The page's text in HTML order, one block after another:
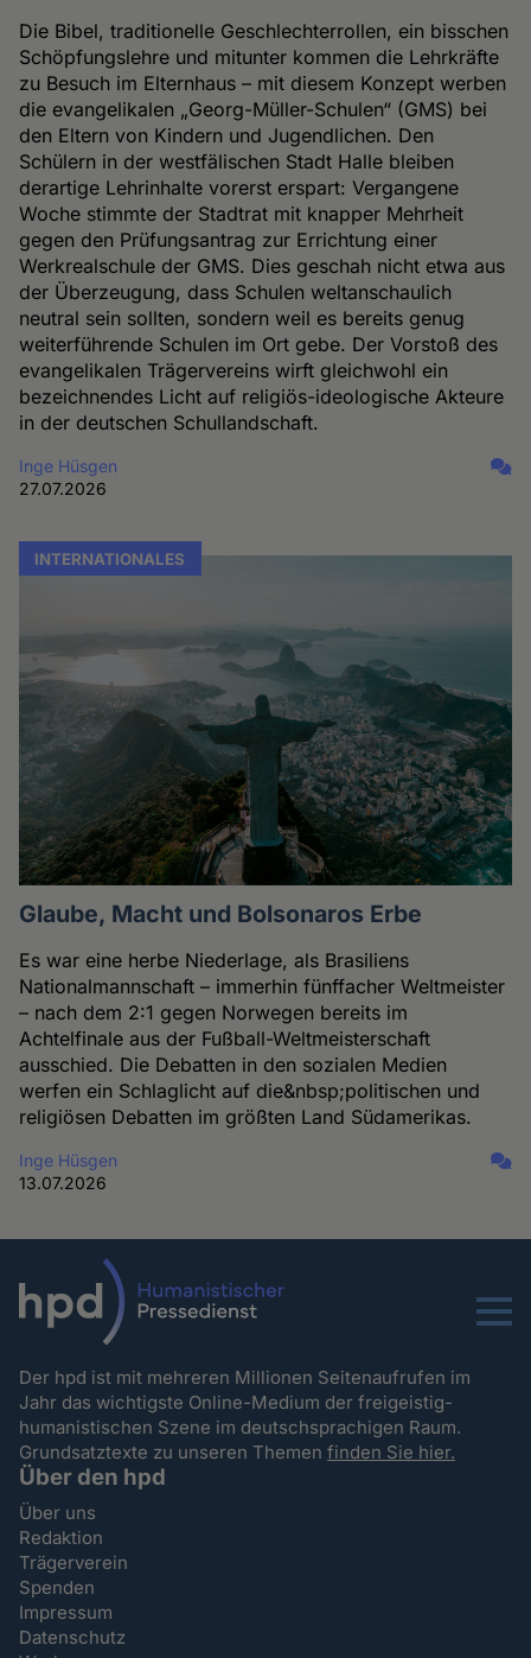
Die Bibel, traditionelle Geschlechterrollen, ein bisschen
Schöpfungslehre und mitunter kommen die Lehrkräfte
zu Besuch im Elternhaus – mit diesem Konzept werben
die evangelikalen „Georg-Müller-Schulen“ (GMS) bei
den Eltern von Kindern und Jugendlichen. Den
Schülern in der westfälischen Stadt Halle bleiben
derartige Lehrinhalte vorerst erspart: Vergangene
Woche stimmte der Stadtrat mit knapper Mehrheit
gegen den Prüfungsantrag zur Errichtung einer
Werkrealschule der GMS. Dies geschah nicht etwa aus
der Überzeugung, dass Schulen weltanschaulich
neutral sein sollten, sondern weil es bereits genug
weiterführende Schulen im Ort gebe. Der Vorstoß des
evangelikalen Trägervereins wirft gleichwohl ein
bezeichnendes Licht auf religiös-ideologische Akteure
in der deutschen Schullandschaft.
Inge Hüsgen
27.07.2026
INTERNATIONALES
Glaube, Macht und Bolsonaros Erbe
Es war eine herbe Niederlage, als Brasiliens
Nationalmannschaft – immerhin fünffacher Weltmeister
– nach dem 2:1 gegen Norwegen bereits im
Achtelfinale aus der Fußball-Weltmeisterschaft
ausschied. Die Debatten in den sozialen Medien
werfen ein Schlaglicht auf die&nbsp;politischen und
religiösen Debatten im größten Land Südamerikas.
Inge Hüsgen
13.07.2026
Menu
Der hpd ist mit mehreren Millionen Seitenaufrufen im
Jahr das wichtigste Online-Medium der freigeistig-
humanistischen Szene im deutschsprachigen Raum.
Grundsatztexte zu unseren Themenfinden Sie hier.
Über den hpd
Über uns
Redaktion
Trägerverein
Spenden
Impressum
Datenschutz